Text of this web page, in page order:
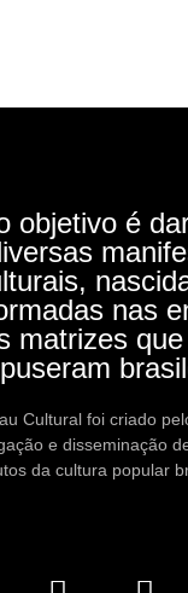
objetivo é
nas
matrizes
Cultural foi criado
e disseminação
da cultura popular